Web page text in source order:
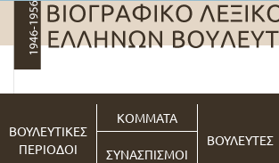
ΒΟΥΛΕΥΤΙΚΕΣ
ΠΕΡΙΟΔΟΙ
ΚΟΜΜΑΤΑ
ΒΟΥΛΕΥΤΕΣ
ΣΥΝΑΣΠΙΣΜΟΙ
Ηλιού Ηλίας